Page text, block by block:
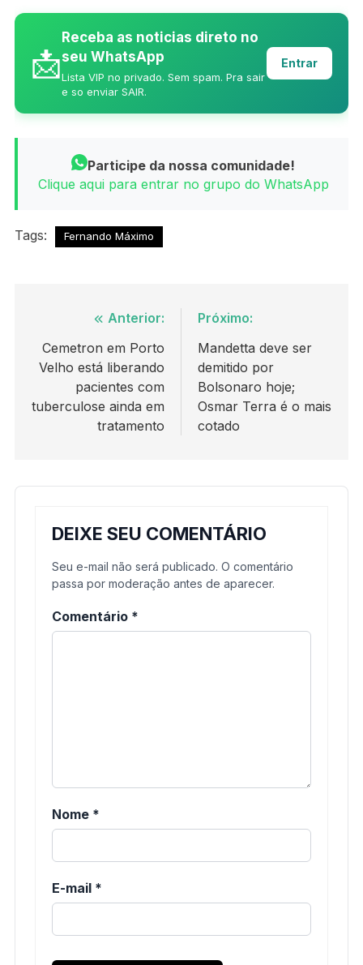
📩
Receba as noticias direto no
seu WhatsApp
Lista VIP no privado. Sem spam. Pra sair
e so enviar SAIR.
Entrar
Participe da nossa comunidade!
Clique aqui para entrar no grupo do WhatsApp
Tags: Fernando Máximo
Navegação
de
Post
Anterior:
Cemetron em Porto
Velho está liberando
pacientes com
tuberculose ainda em
tratamento
Próximo:
Mandetta deve ser
demitido por
Bolsonaro hoje;
Osmar Terra é o mais
cotado
DEIXE SEU COMENTÁRIO
Seu e-mail não será publicado. O comentário
passa por moderação antes de aparecer.
Comentário *
Nome *
E-mail *